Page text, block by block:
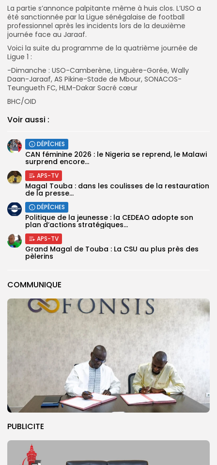
COMMUNIQUE
PUBLICITE
La partie s’annonce palpitante même à huis clos. L’USO a
été sanctionnée par la Ligue sénégalaise de football
professionnel après les incidents lors de la deuxième
journée face au Jaraaf.
Voici la suite du programme de la quatrième journée de
Ligue 1 :
-Dimanche : USO-Camberène, Linguère-Gorée, Wally
Daan-Jaraaf, AS Pikine-Stade de Mbour, SONACOS-
Teungueth FC, HLM-Dakar Sacré cœur
BHC/OID
Voir aussi :
DÉPÊCHES
‎CAN féminine 2026 : le Nigeria se reprend, le Malawi
surprend encore...
APS-TV
Magal Touba : dans les coulisses de la restauration
de la presse...
DÉPÊCHES
Politique de la jeunesse : la CEDEAO adopte son
plan d’actions stratégiques...
APS-TV
Grand Magal de Touba : La CSU au plus près des
pèlerins